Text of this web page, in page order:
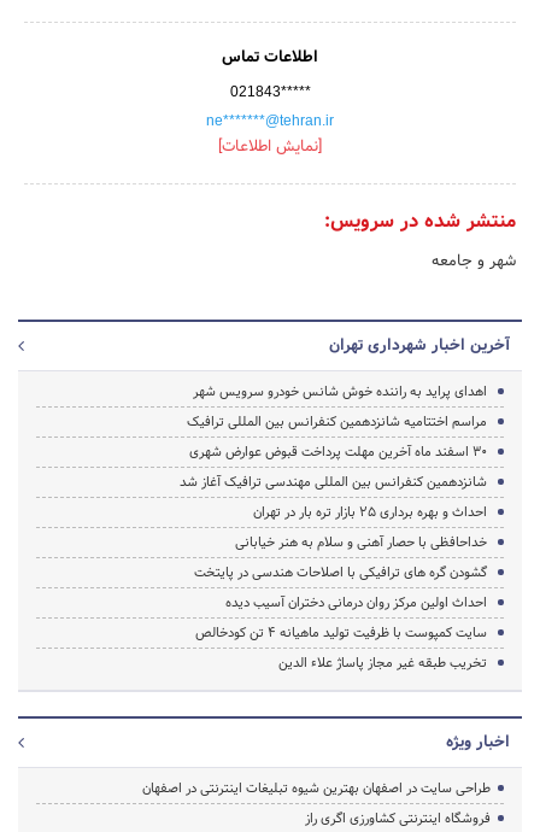
اطلاعات تماس
021843*****
ne*******@tehran.ir
[نمایش اطلاعات]
منتشر شده در سرویس:
شهر و جامعه
آخرین اخبار شهرداری تهران
اهدای پراید به راننده خوش شانس خودرو سرویس شهر
مراسم اختتامیه شانزدهمین کنفرانس بین المللی ترافیک
30 اسفند ماه آخرین مهلت پرداخت قبوض عوارض شهری
شانزدهمین کنفرانس بین المللی مهندسی ترافیک آغاز شد
احداث و بهره برداری 25 بازار تره بار در تهران
خداحافظی با حصار آهنی و سلام به هنر خیابانی
گشودن گره های ترافیکی با اصلاحات هندسی در پایتخت
احداث اولین مرکز روان درمانی دختران آسیب دیده
سایت کمپوست با ظرفیت تولید ماهیانه 4 تن کودخالص
تخریب طبقه غیر مجاز پاساژ علاء الدین
اخبار ویژه
طراحی سایت در اصفهان بهترین شیوه تبلیغات اینترنتی در اصفهان
فروشگاه اینترنتی کشاورزی اگری راز